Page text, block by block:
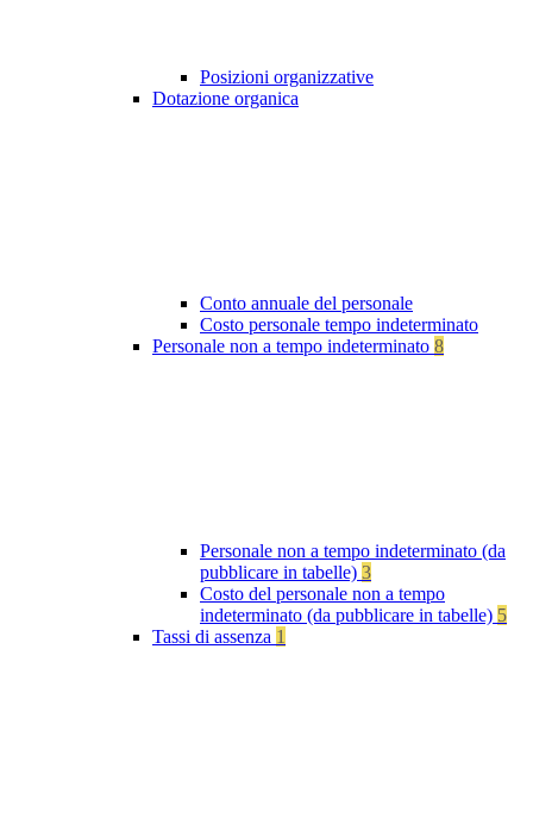
Posizioni organizzative
Dotazione organica
Conto annuale del personale
Costo personale tempo indeterminato
Personale non a tempo indeterminato 8
Personale non a tempo indeterminato (da
pubblicare in tabelle) 3
Costo del personale non a tempo
indeterminato (da pubblicare in tabelle) 5
Tassi di assenza 1